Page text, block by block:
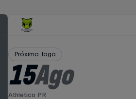
Próximo Jogo
15Ago
Athletico PR